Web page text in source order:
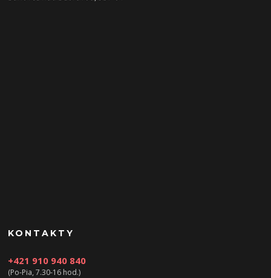
KONTAKTY
+421 910 940 840
(Po-Pia, 7.30-16 hod.)